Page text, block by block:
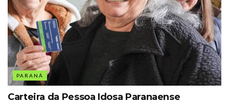
PARANÁ
Carteira da Pessoa Idosa Paranaense